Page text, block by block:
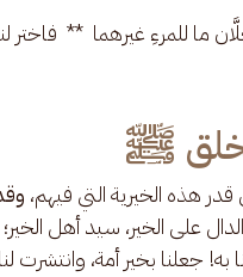
ما للمرءِ غيرهما  **  فاختر
ﷺ
هذه الخيرية التي فيهم،
والدال على الخير، سيد أهل
جعلنا بخير أمة، وانتشرت